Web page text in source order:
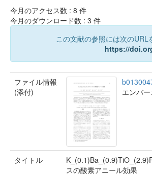
今月のアクセス数 : 8 件
今月のダウンロード数 : 3 件
この文献の参照には次のURL
https://
ファイル情報
(添付)
エンバ
タイトル
スの酸素アニール効果